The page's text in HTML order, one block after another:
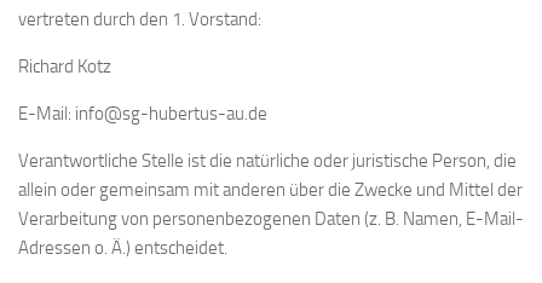
vertreten durch den 1. Vorstand:
Richard Kotz
E-Mail: info@sg-hubertus-au.de
Verantwortliche Stelle ist die natürliche oder juristische Person, die
allein oder gemeinsam mit anderen über die Zwecke und Mittel der
Verarbeitung von personenbezogenen Daten (z. B. Namen, E-Mail-
Adressen o. Ä.) entscheidet.